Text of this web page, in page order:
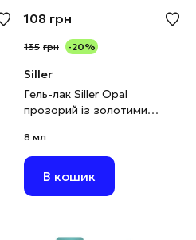
108 грн
135 грн -20%
Siller
Гель-лак Siller Opal
прозорий із золотими
8 мл
В кошик